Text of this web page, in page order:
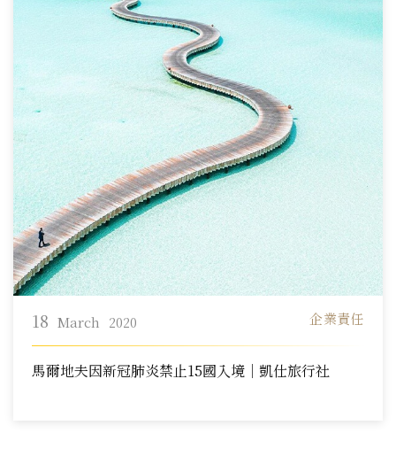
馬爾地夫因新冠肺炎禁止15國入境｜凱仕旅行社
18 March 2020 企業責任